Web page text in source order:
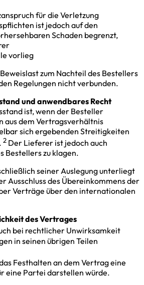
für die Verletzung
ist jedoch auf den
Schaden begrenzt,
vorlieg
zum Nachteil des Bestellers
Regelungen nicht verbunden.
und anwendbares Recht
ist, wenn der Besteller
aus dem Vertragsverhältnis
sich ergebenden Streitigkeiten
2 Der Lieferer ist jedoch auch
Bestellers zu klagen.
seiner Auslegung unterliegt
Ausschluss des Übereinkommens der
Verträge über den internationalen
des Vertrages
bei rechtlicher Unwirksamkeit
in seinen übrigen Teilen
Festhalten an dem Vertrag eine
eine Partei darstellen würde.